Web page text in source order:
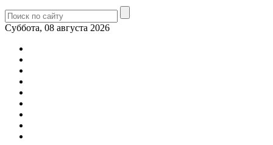
Суббота, 08 августа 2026